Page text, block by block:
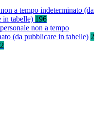
a tempo indeterminato (da
in tabelle) 196
non a tempo
(da pubblicare in tabelle) 2
2